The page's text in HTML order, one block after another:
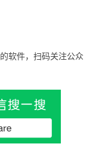
软件，扫码关注公众